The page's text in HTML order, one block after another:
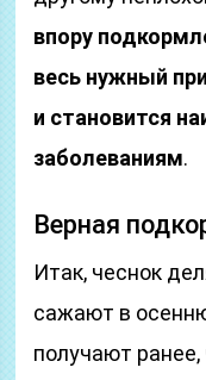
впору
весь нужный
и становится
заболеваниям.
Верная
Итак, чеснок
сажают в
получают ранее,